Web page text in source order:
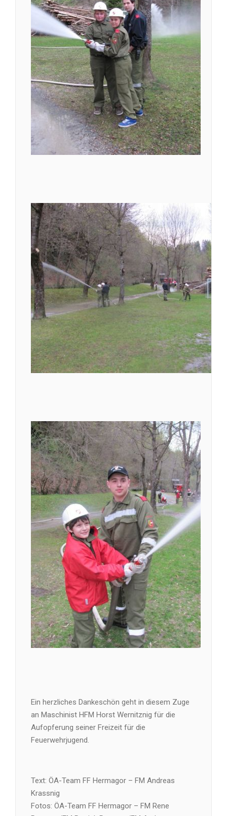
Ein herzliches Dankeschön geht in diesem Zuge
an Maschinist HFM Horst Wernitznig für die
Aufopferung seiner Freizeit für die
Feuerwehrjugend.
Text: ÖA-Team FF Hermagor – FM Andreas
Krassnig
Fotos: ÖA-Team FF Hermagor – FM Rene